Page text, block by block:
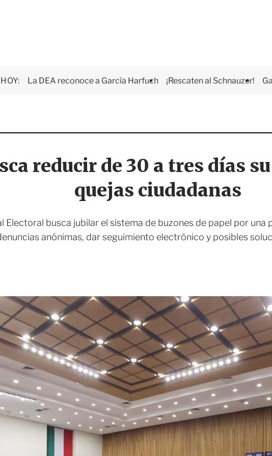
La DEA reconoce a García Harfuch ¡Rescaten al Schnauzer!
reducir de 30 a tres días
quejas ciudadanas
Electoral busca jubilar el sistema de buzones de papel por
anónimas, dar seguimiento electrónico y posibles